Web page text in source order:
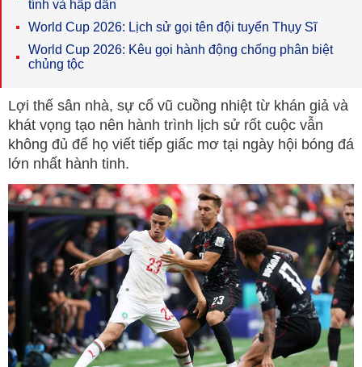
tính và hấp dẫn
World Cup 2026: Lịch sử gọi tên đội tuyển Thụy Sĩ
World Cup 2026: Kêu gọi hành động chống phân biệt
chủng tộc
Lợi thế sân nhà, sự cổ vũ cuồng nhiệt từ khán giả và
khát vọng tạo nên hành trình lịch sử rốt cuộc vẫn
không đủ để họ viết tiếp giấc mơ tại ngày hội bóng đá
lớn nhất hành tinh.